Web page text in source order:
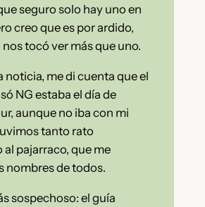
seguro solo hay uno en
creo que es por ardido,
tocó ver más que uno.
noticia, me di cuenta que el
NG estaba el día de
aunque no iba con mi
tanto rato
al pajarraco, que me
nombres de todos.
sospechoso: el guía